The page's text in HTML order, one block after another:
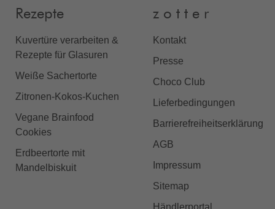
Rezepte
Kuvertüre verarbeiten &
Rezepte für Glasuren
Weiße Sachertorte
Zitronen-Kokos-Kuchen
Vegane Brainfood
Cookies
Erdbeertorte mit
Mandelbiskuit
z o t t e r
Kontakt
Presse
Choco Club
Lieferbedingungen
Barrierefreiheitserklärung
AGB
Impressum
Sitemap
Händlerportal